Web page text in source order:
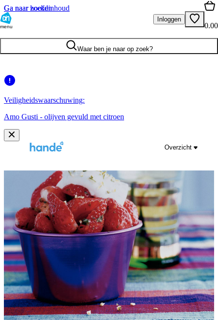
Ga naar hoofdinhoud
Ga naar zoeken
menu
Inloggen
0.00
Waar ben je naar op zoek?
Veiligheidswaarschuwing:
Amo Gusti - olijven gevuld met citroen
Overzicht